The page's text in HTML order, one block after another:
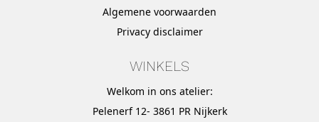
Algemene voorwaarden
Privacy disclaimer
WINKELS
Welkom in ons atelier:
Pelenerf 12- 3861 PR Nijkerk